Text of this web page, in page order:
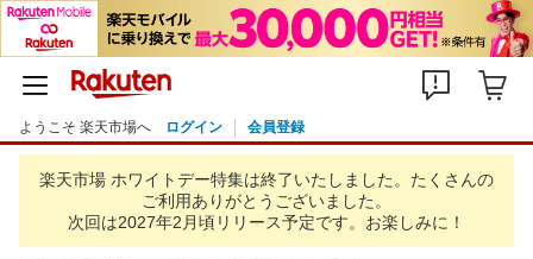
ようこそ 楽天市場へ ログイン 会員登録
楽天市場 ホワイトデー特集は終了いたしました。 たくさんの
ご利用ありがとうございました。
次回は2027年2月頃リリース予定です。お楽しみに！